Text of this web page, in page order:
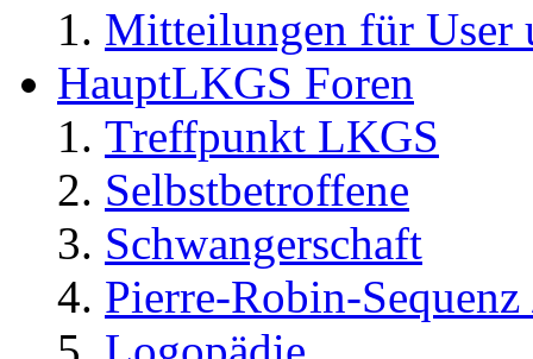
Mitteilungen für User
HauptLKGS Foren
Treffpunkt LKGS
Selbstbetroffene
Schwangerschaft
Pierre-Robin-